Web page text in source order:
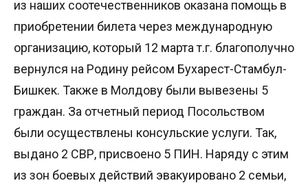
из наших соотечественников оказана помощь в
приобретении билета через международную
организацию, который 12 марта т.г. благополучно
вернулся на Родину рейсом Бухарест-Стамбул-
Бишкек. Также в Молдову были вывезены 5
граждан. За отчетный период Посольством
были осуществлены консульские услуги. Так,
выдано 2 СВР, присвоено 5 ПИН. Наряду с этим
из зон боевых действий эвакуировано 2 семьи,